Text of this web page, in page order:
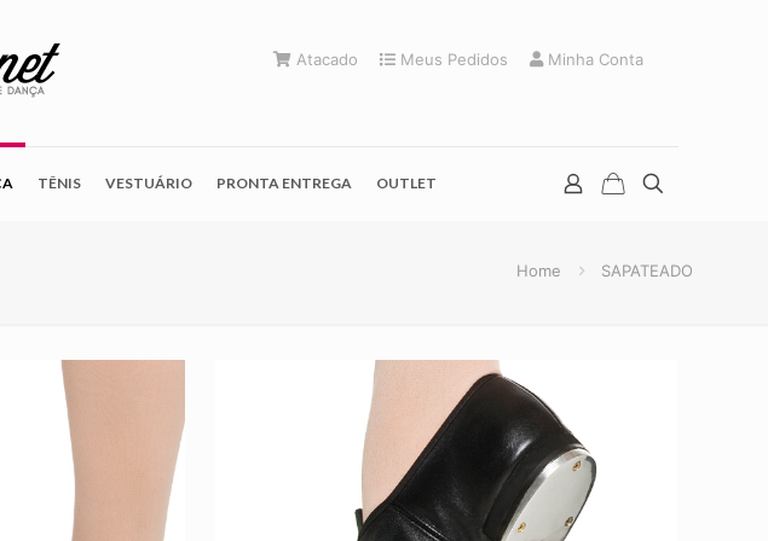
TÊNIS VESTUÁRIO PRONTA ENTREGA OUTLET
Atacado Meus Pedidos Minha Conta
Home SAPATEADO